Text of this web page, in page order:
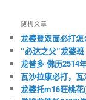
随机文章
龙婆登双面必打
“必达之父”龙婆
龙普多 佛历2514
瓦沙拉康必打，
龙婆托m16旺桃花